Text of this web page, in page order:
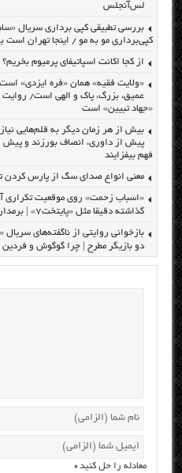
لس‌آنجلس
بررسی تطبیقی کپی برداری سریال
کپی‌برداری مو به مو / اینجا تهران
از کجا اکانت اسپاتیفای پرمیوم بخریم؟ معرفی ۴ فروشگاه
«ولایت فقیه» همان «فره ایزدی»
عمیق، بزرگ، پاک و الهی است/ روایت
«جهاد تبیین» است
بیش از هر زمان دیگر به قلم‌هایی
پیش از داوری، انصاف بورزند و پیش
فهم بیفزایند
معنی انواع صدای سگ از پارس کردن
«اسباب زحمت» روی موقعیت تکراری
گذاشته دقیقا مثل «پایتخت۷» | برمدار تکرار
بازخوانی روایتی از ناگفته‌های
دو بازیگر مطرح | چرا گوگوش و فردین
معادله را حل کنید*